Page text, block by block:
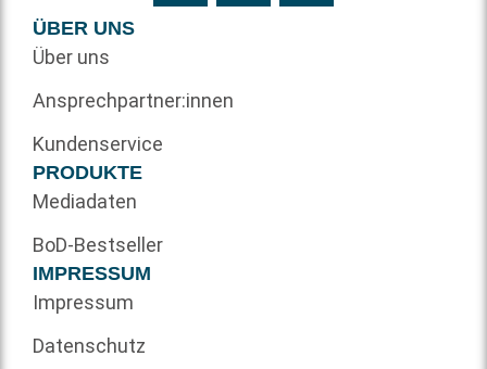
ÜBER UNS
Über uns
Ansprechpartner:innen
Kundenservice
PRODUKTE
Mediadaten
BoD-Bestseller
IMPRESSUM
Impressum
Datenschutz